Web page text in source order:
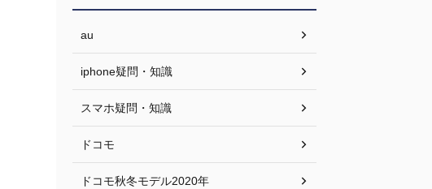
au
iphone疑問・知識
スマホ疑問・知識
ドコモ
ドコモ秋冬モデル2020年